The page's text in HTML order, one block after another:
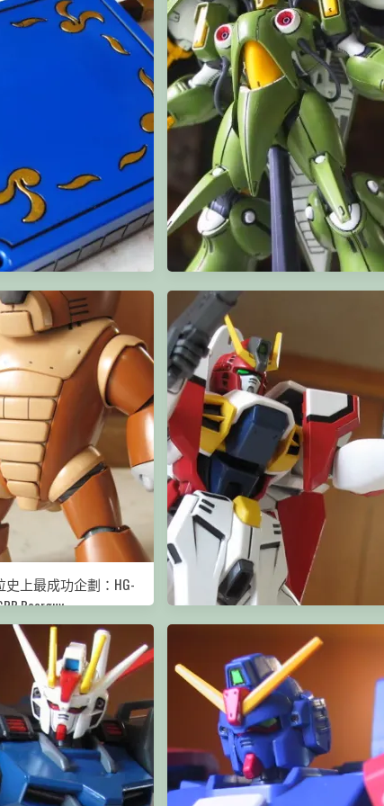
BB 武將座
Gundam Collection 1/400 Queen Mansa
上最成功企劃：HG-
Bearguy
HGAW Gundam AirMaster